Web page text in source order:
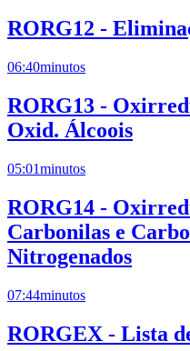
RORG12 -
06:40minutos
RORG13 -
Oxid. Álcoois
05:01minutos
RORG14 -
Carbonilas e
Nitrogenados
07:44minutos
RORGEX - Lista